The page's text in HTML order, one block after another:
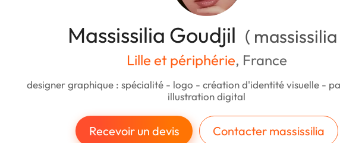
Massissilia Goudjil ( massissilia
Lille et périphérie, France
designer graphique : spécialité - logo - création d'identité visuelle -
illustration digital
Recevoir un devis Contacter massissilia